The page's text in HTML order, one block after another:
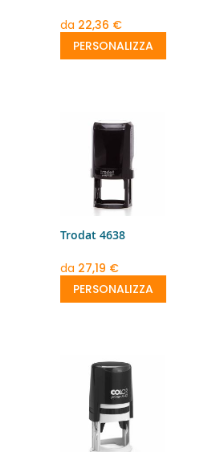
da 22,36 €
PERSONALIZZA
Trodat 4638
da 27,19 €
PERSONALIZZA